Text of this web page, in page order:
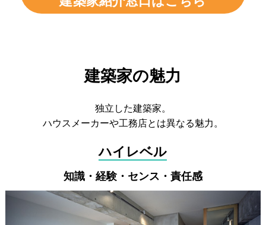
建築家の魅力
独立した建築家。
ハウスメーカーや工務店とは異なる魅力。
ハイレベル
知識・経験・センス・責任感